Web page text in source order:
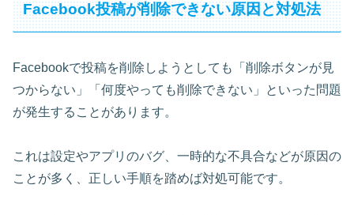
Facebook投稿が削除できない原因と対処法
Facebookで投稿を削除しようとしても「削除ボタンが見
つからない」「何度やっても削除できない」といった問題
が発生することがあります。
これは設定やアプリのバグ、一時的な不具合などが原因の
ことが多く、正しい手順を踏めば対処可能です。